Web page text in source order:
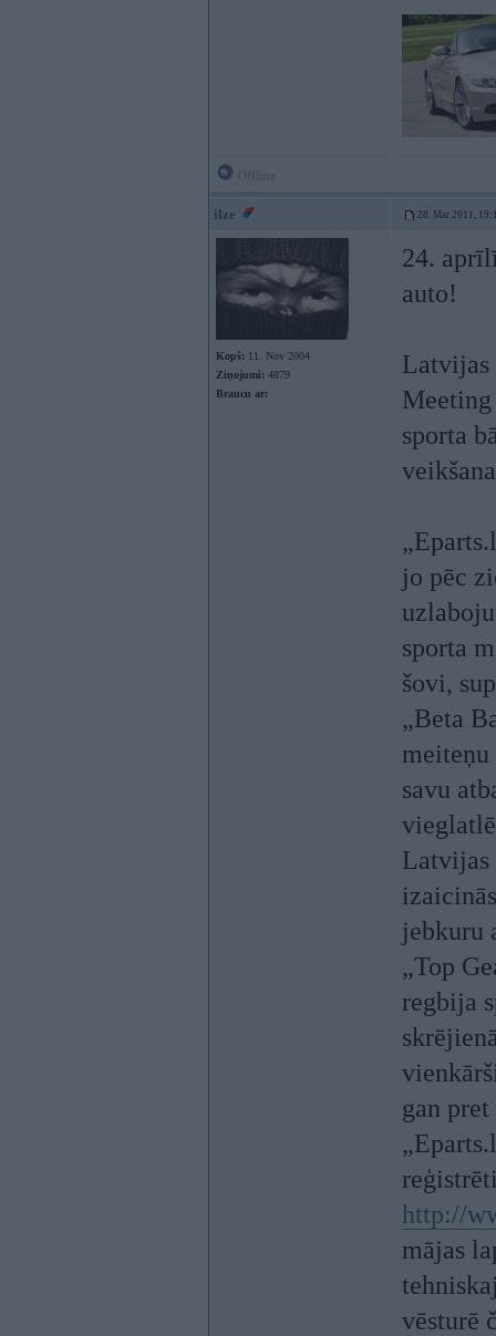
ilze 28. Mar 2011,
Kopš: 11. Nov 2004
Ziņojumi: 4879
Braucu ar:
24.
auto!
Latvijas
sporta
jo pēc
sporta
šovi,
„Beta
savu
Latvijas
jebkuru
„Top
regbija
gan
http://
mājas
vēsturē